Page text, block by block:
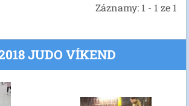
Záznamy: 1 - 1 ze 1
JUDO VÍKEND